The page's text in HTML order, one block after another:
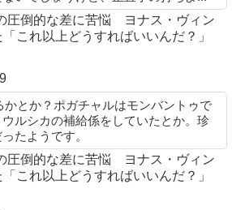
圧倒的な差に苦悩 ヨナス・ヴィン
これ以上どうすればいいんだ？」
かとか？ポガチャルはモンバントゥで
ルシカの補給係をしていたとか。珍
たようです。
圧倒的な差に苦悩 ヨナス・ヴィン
これ以上どうすればいいんだ？」